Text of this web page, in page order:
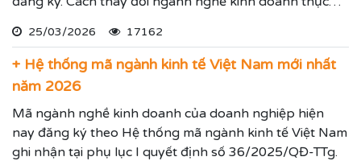
25/03/2026 17162
+ Hệ thống mã ngành kinh tế Việt Nam mới nhất
năm 2026
Mã ngành nghề kinh doanh của doanh nghiệp hiện
nay đăng ký theo Hệ thống mã ngành kinh tế Việt Nam
ghi nhận tại phụ lục I quyết định số 36/2025/QĐ-TTg.